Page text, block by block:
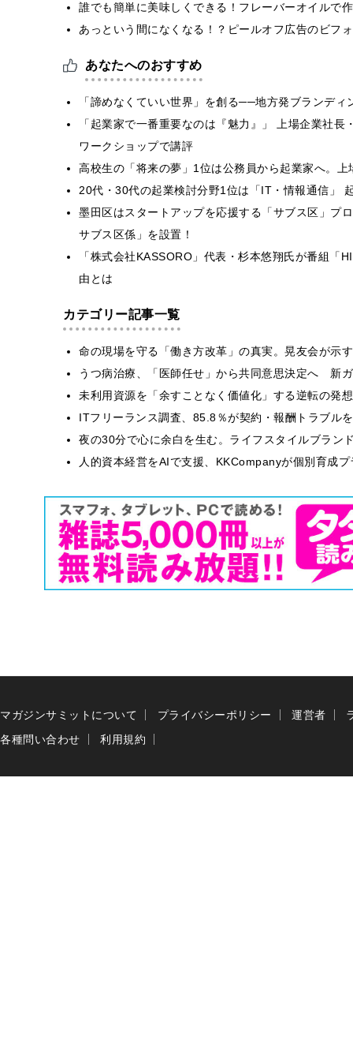
誰でも簡単に美味しくできる！フレーバーオイルで
あっという間になくなる！？ピールオフ広告のビフ
あなたへのおすすめ
「諦めなくていい世界」を創る──地方発ブランデ
「起業家で一番重要なのは『魅力』」 上場企業社
ワークショップで講評
高校生の「将来の夢」1位は公務員から起業家へ。
20代・30代の起業検討分野1位は「IT・情報通信」
墨田区はスタートアップを応援する「サブス区」プ
サブス区係」を設置！
「株式会社KASSORO」代表・杉本悠翔氏が番組「
由とは
カテゴリー記事一覧
命の現場を守る「働き方改革」の真実。晃友会が示
うつ病治療、「医師任せ」から共同意思決定へ 新
未利用資源を「余すことなく価値化」する逆転の発
ITフリーランス調査、85.8％が契約・報酬トラブ
夜の30分で心に余白を生む。ライフスタイルブラン
人的資本経営をAIで支援、KKCompanyが個別育成
マガジンサミットについて プライバシーポリシー 運営者
各種問い合わせ
利用規約